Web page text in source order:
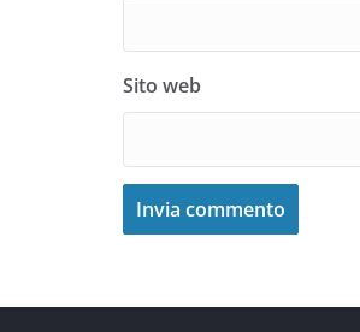
Sito web